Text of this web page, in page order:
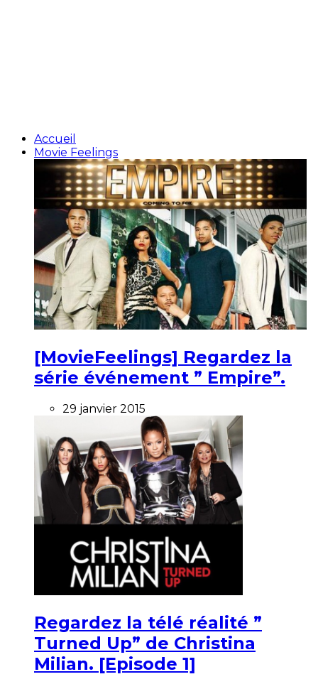
Accueil
Movie Feelings
[MovieFeelings] Regardez la
série événement ” Empire”.
29 janvier 2015
Regardez la télé réalité ”
Turned Up” de Christina
Milian. [Episode 1]